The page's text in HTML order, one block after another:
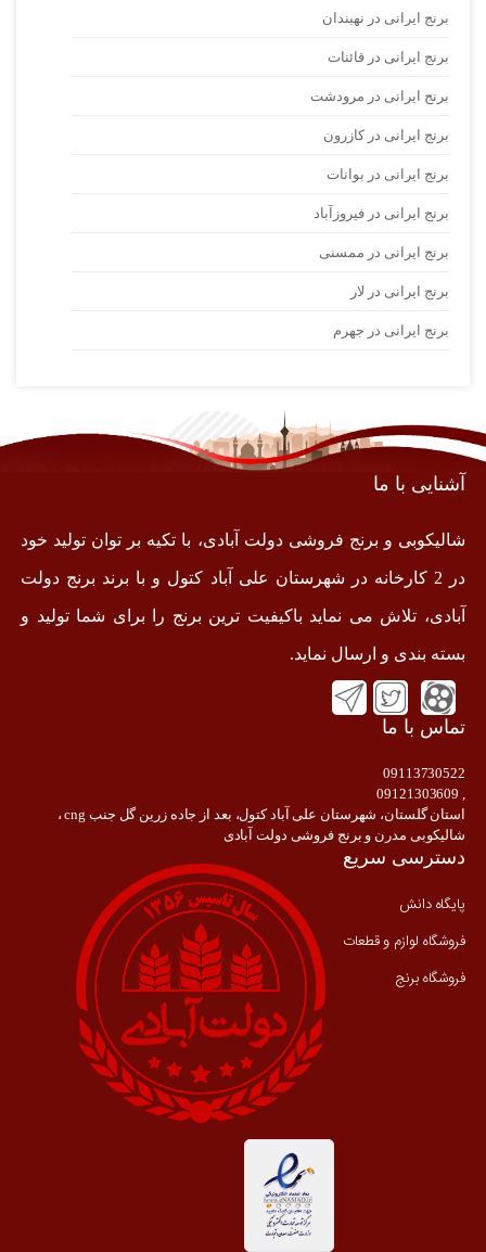
برنج ایرانی در نهبندان
برنج ایرانی در قائنات
برنج ایرانی در مرودشت
برنج ایرانی در کازرون
برنج ایرانی در بوانات
برنج ایرانی در فیروزآباد
برنج ایرانی در ممسنی
برنج ایرانی در لار
برنج ایرانی در جهرم
آشنایی با ما
شالیکوبی و برنج فروشی دولت آبادی، با تکیه بر توان تولید خود
در 2 کارخانه در شهرستان علی آباد کتول و با برند برنج دولت
آبادی، تلاش می نماید باکیفیت ترین برنج را برای شما تولید و
بسته بندی و ارسال نماید.
تماس با ما
09113730522
استان گلستان، شهرستان علی آباد کتول، بعد از جاده زرین گل جنب cng ،
شالیکوبی مدرن و برنج فروشی دولت آبادی
دسترسی سریع
پایگاه دانش
فروشگاه لوازم و قطعات
فروشگاه برنج